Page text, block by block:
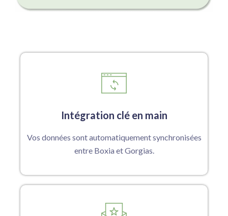
Intégration clé en main
Vos données sont automatiquement synchronisées
entre Boxia et Gorgias.